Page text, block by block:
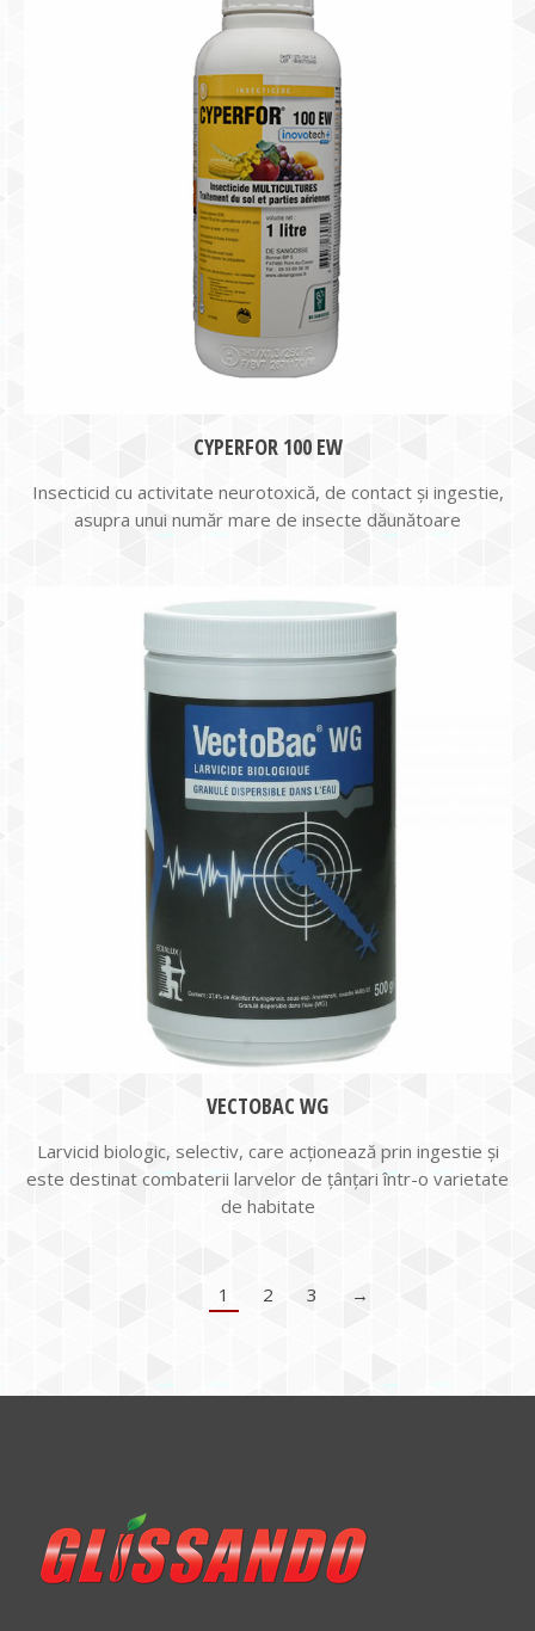
CYPERFOR 100 EW
Insecticid cu activitate neurotoxică, de contact și ingestie,
asupra unui număr mare de insecte dăunătoare
VECTOBAC WG
Larvicid biologic, selectiv, care acționează prin ingestie și
este destinat combaterii larvelor de țânțari într-o varietate
de habitate
1 2 3 →